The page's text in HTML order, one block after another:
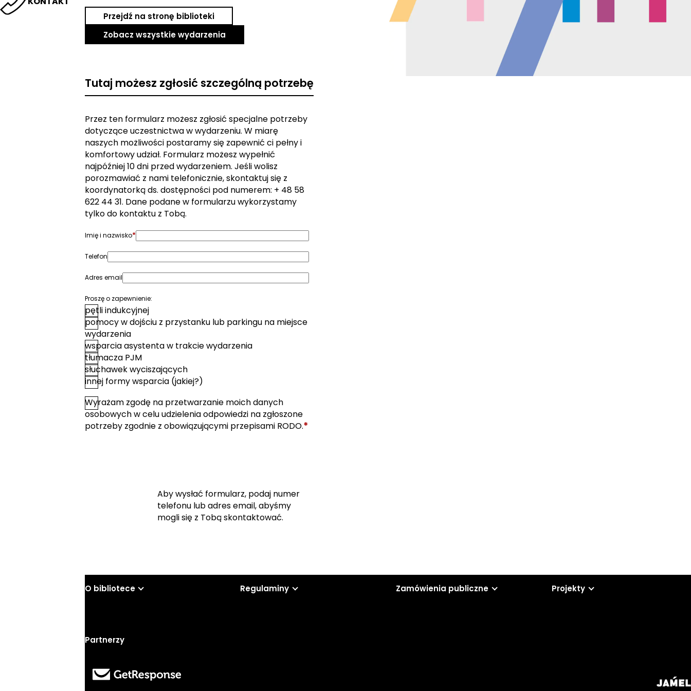
Przejdź na stronę biblioteki
Zobacz wszystkie wydarzenia
Tutaj możesz zgłosić szczególną potrzebę
Przez ten formularz możesz zgłosić specjalne potrzeby
dotyczące uczestnictwa w wydarzeniu. W miarę
naszych możliwości postaramy się zapewnić ci pełny i
komfortowy udział. Formularz możesz wypełnić
najpóźniej 10 dni przed wydarzeniem. Jeśli wolisz
porozmawiać z nami telefonicznie, skontaktuj się z
koordynatorką ds. dostępności pod numerem: + 48 58
622 44 31. Dane podane w formularzu wykorzystamy
tylko do kontaktu z Tobą.
Imię i nazwisko*
Telefon
Adres email
Proszę o zapewnienie:
pętli indukcyjnej
pomocy w dojściu z przystanku lub parkingu na miejsce
wydarzenia
wsparcia asystenta w trakcie wydarzenia
tłumacza PJM
słuchawek wyciszających
innej formy wsparcia (jakiej?)
Zgoda*
Wyrażam zgodę na przetwarzanie moich danych
osobowych w celu udzielenia odpowiedzi na zgłoszone
potrzeby zgodnie z obowiązującymi przepisami RODO.*
Aby wysłać formularz, podaj numer
telefonu lub adres email, abyśmy
mogli się z Tobą skontaktować.
O bibliotece Regulaminy Zamówienia publiczne Projekty
Partnerzy